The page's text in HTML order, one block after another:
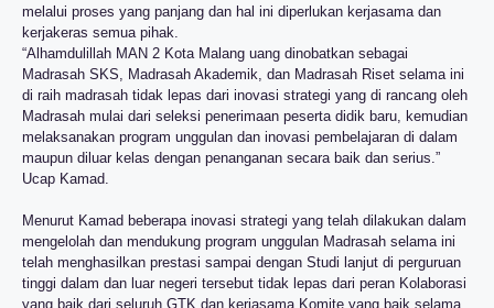
melalui proses yang panjang dan hal ini diperlukan kerjasama dan
kerjakeras semua pihak.
“Alhamdulillah MAN 2 Kota Malang uang dinobatkan sebagai
Madrasah SKS, Madrasah Akademik, dan Madrasah Riset selama ini
di raih madrasah tidak lepas dari inovasi strategi yang di rancang oleh
Madrasah mulai dari seleksi penerimaan peserta didik baru, kemudian
melaksanakan program unggulan dan inovasi pembelajaran di dalam
maupun diluar kelas dengan penanganan secara baik dan serius.”
Ucap Kamad.
Menurut Kamad beberapa inovasi strategi yang telah dilakukan dalam
mengelolah dan mendukung program unggulan Madrasah selama ini
telah menghasilkan prestasi sampai dengan Studi lanjut di perguruan
tinggi dalam dan luar negeri tersebut tidak lepas dari peran Kolaborasi
yang baik dari seluruh GTK dan kerjasama Komite yang baik selama